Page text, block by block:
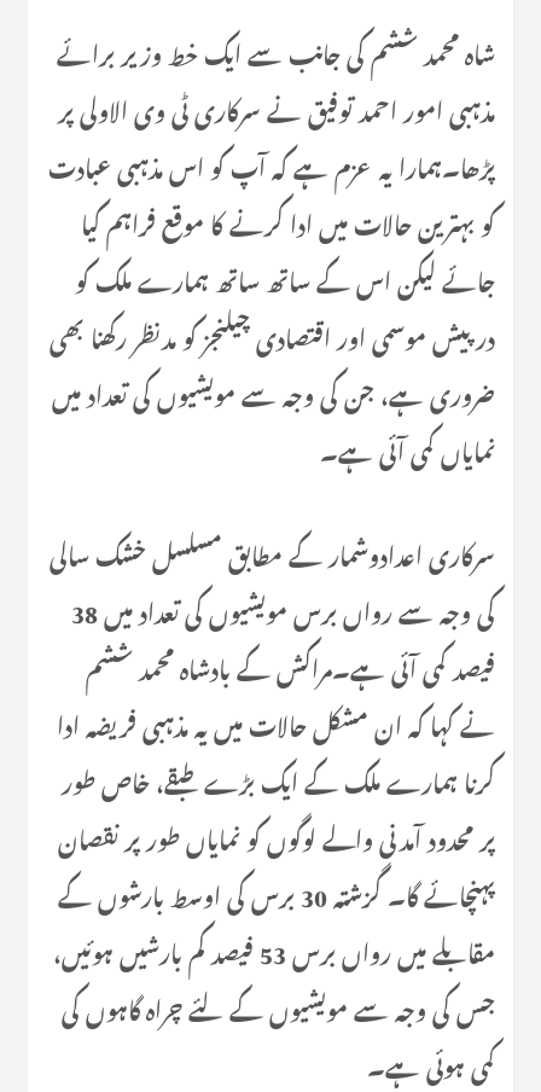
شاہ محمد ششم کی جانب سے ایک خط وزیر برائے
مذہبی امور احمد توفیق نے سرکاری ٹی وی الاولی پر
پڑھا۔ہمارا یہ عزم ہے کہ آپ کو اس مذہبی عبادت
کو بہترین حالات میں ادا کرنے کا موقع فراہم کیا
جائے لیکن اس کے ساتھ ساتھ ہمارے ملک کو
درپیش موسمی اور اقتصادی چیلنجز کو مدنظر رکھنا بھی
ضروری ہے، جن کی وجہ سے مویشیوں کی تعداد میں
نمایاں کمی آئی ہے۔
سرکاری اعدادوشمار کے مطابق مسلسل خشک سالی
کی وجہ سے رواں برس مویشیوں کی تعداد میں 38
فیصد کمی آئی ہے۔مراکش کے بادشاہ محمد ششم
نے کہا کہ ان مشکل حالات میں یہ مذہبی فریضہ ادا
کرنا ہمارے ملک کے ایک بڑے طبقے، خاص طور
پر محدود آمدنی والے لوگوں کو نمایاں طور پر نقصان
پہنچائے گا۔ گزشتہ 30 برس کی اوسط بارشوں کے
مقابلے میں رواں برس 53 فیصد کم بارشیں ہوئیں،
جس کی وجہ سے مویشیوں کے لئے چراہ گاہوں کی
کمی ہوئی ہے۔